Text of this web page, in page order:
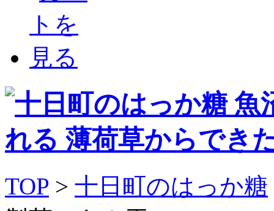
TOP > 十日町のはっか糖